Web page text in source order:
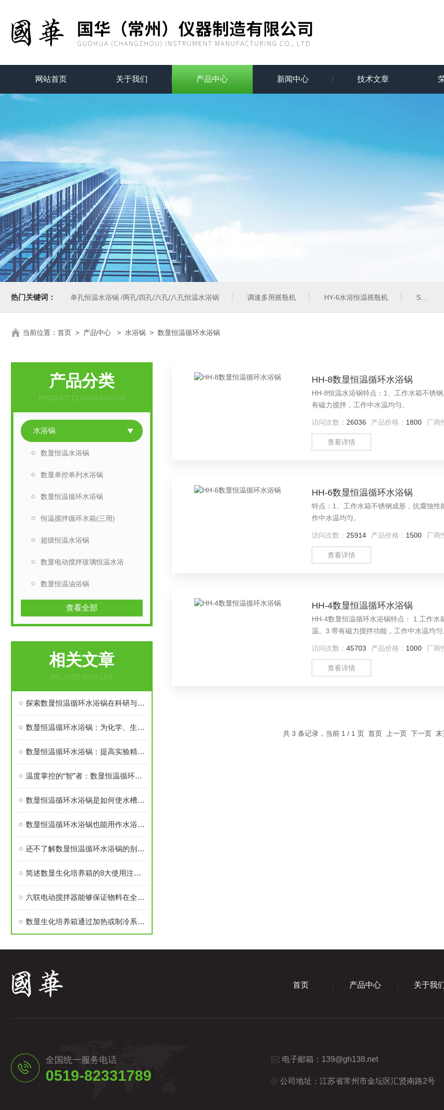
网站首页 关于我们 产品中心 新闻中心 技术文章
热门关键词： 单孔恒温水浴锅 /两孔/四孔/六孔/八孔恒温水浴锅 调速多用摇瓶机 HY-6水浴恒温摇瓶机 SHZ-82气浴恒温振荡器
当前位置： 首页 > 产品中心 > 水浴锅 > 数显恒温循环水浴锅
产品分类
PRODUCT CLASSIFICATION
水浴锅
数显恒温水浴锅
数显单控单列水浴锅
数显恒温循环水浴锅
恒温搅拌循环水箱(三用)
超级恒温水浴锅
数显电动搅拌玻璃恒温水浴
数显恒温油浴锅
查看全部
相关文章
RELATED ARTICLES
探索数显恒温循环水浴锅在科研与工业中的广泛应用与优势
数显恒温循环水浴锅：为化学、生物实验提供稳定的温控环境
数显恒温循环水浴锅：提高实验精度与效率的解决方案
温度掌控的“智”者：数显恒温循环水浴锅
数显恒温循环水浴锅是如何使水槽内的水保持恒温的呢？
数显恒温循环水浴锅也能用作水浴恒温加热和其它温度试验
还不了解数显恒温循环水浴锅的别再错过了
简述数显生化培养箱的8大使用注意事项
六联电动搅拌器能够保证物料在全过程中得到均匀混合
数显生化培养箱通过加热或制冷系统以及湿度调节器来控制温度和湿度
HH-8数显恒温循环水浴锅
HH-8恒温水浴锅特点：1、工作水箱不锈
有磁力搅拌，工作中水温均匀。
访问次数： 26036 产品价格： 1800 厂商
查看详情
HH-6数显恒温循环水浴锅
特点：1、工作水箱不锈钢成形，抗腐蚀
作中水温均匀。
访问次数： 25914 产品价格： 1500 厂商
查看详情
HH-4数显恒温循环水浴锅
HH-4数显恒温循环水浴锅特点： 1.工作
温。3.带有磁力搅拌功能，工作中水温均匀
访问次数： 45703 产品价格： 1000 厂商
查看详情
共 3 条记录，当前 1 / 1 页 首页 上一页 下一页
首页 产品中心 关于我
全国统一服务电话
0519-82331789
电子邮箱： 139@gh138.net
公司地址：江苏省常州市金坛区汇贤南路2号